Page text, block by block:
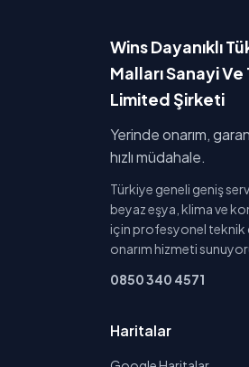
Wins Dayanıklı
Malları Sanayi
Limited Şirketi
Yerinde onarım,
hızlı müdahale.
Türkiye geneli geniş
beyaz eşya, klima ve
için profesyonel teknik
onarım hizmeti
0850 340 4571
Haritalar